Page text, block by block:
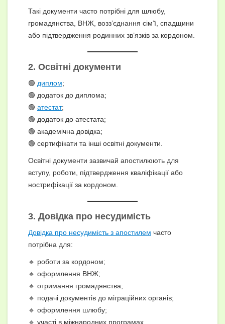
Такі документи часто потрібні для шлюбу,
громадянства, ВНЖ, возз’єднання сім’ї, спадщини
або підтвердження родинних зв’язків за кордоном.
2. Освітні документи
🟢 диплом;
🟢 додаток до диплома;
🟢 атестат;
🟢 додаток до атестата;
🟢 академічна довідка;
🟢 сертифікати та інші освітні документи.
Освітні документи зазвичай апостилюють для
вступу, роботи, підтвердження кваліфікації або
нострифікації за кордоном.
3. Довідка про несудимість
Довідка про несудимість з апостилем часто
потрібна для:
🔹 роботи за кордоном;
🔹 оформлення ВНЖ;
🔹 отримання громадянства;
🔹 подачі документів до міграційних органів;
🔹 оформлення шлюбу;
🔹 участі в міжнародних програмах.